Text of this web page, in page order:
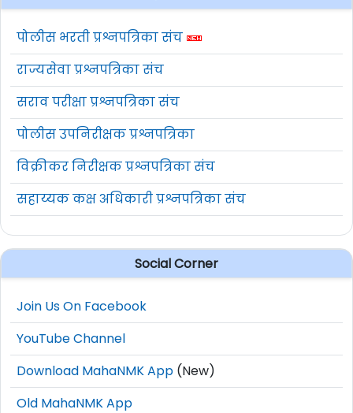
पोलीस भरती प्रश्नपत्रिका संच
राज्यसेवा प्रश्नपत्रिका संच
सराव परीक्षा प्रश्नपत्रिका संच
पोलीस उपनिरीक्षक प्रश्नपत्रिका
विक्रीकर निरीक्षक प्रश्नपत्रिका संच
सहाय्यक कक्ष अधिकारी प्रश्नपत्रिका संच
Social Corner
Join Us On Facebook
YouTube Channel
Download MahaNMK App (New)
Old MahaNMK App